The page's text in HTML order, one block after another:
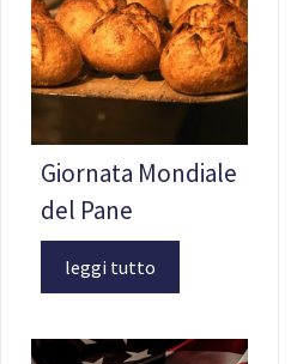
Giornata Mondiale
del Pane
leggi tutto